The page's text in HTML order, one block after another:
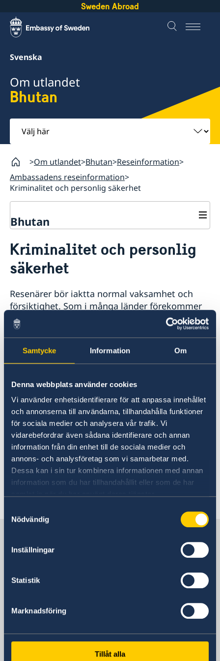
Samtycke Information Om
Denna webbplats använder cookies
Vi använder enhetsidentifierare för att anpassa innehållet
och annonserna till användarna, tillhandahålla funktioner
för sociala medier och analysera vår trafik. Vi
vidarebefordrar även sådana identifierare och annan
information från din enhet till de sociala medier och
annons- och analysföretag som vi samarbetar med.
Dessa kan i sin tur kombinera informationen med annan
information som du har tillhandahållit eller som de har
Nödvändig
Inställningar
Statistik
Marknadsföring
Tillåt alla
Sweden Abroad
Svenska
Om utlandet
Bhutan
Välj
här
Om utlandet Bhutan Reseinformation
Ambassadens reseinformation
Kriminalitet och personlig säkerhet
Bhutan
Hjälp till svenskar i Bhutan
Rösta i Bhutan
Advokatlista
Pass i Bhutan
Reseinformation
Aktuella händelser
Allmänna säkerhetsläget
Terrorism
Naturförhållanden och katastrofer
In- och utresebestämmelser
Hälso- och sjukvård
Lokala lagar och sedvänjor
Trafiksäkerhet
Allmänna råd till svenskar
Kriminalitet och personlig
säkerhet
Resenärer bör iaktta normal vaksamhet och
försiktighet. Som i många länder förekommer
det dock rån och stölder.
Resenärer rekommenderas att bära med sig
sitt pass, då det förekommit att resenärer
identifiera sig.
Det förekommer även att resenärer blivit
förhörda då de tagit foton i särskilda områden
eller av särskilda byggnader i landet. Fråga din
lokala guide innan du tar bilder eller filmar
inuti exempelvis tempel, kloster eller andra
religiösa byggnader.
Senast uppdaterad 08 jan. 2026, 09.30
Svenska konsulat